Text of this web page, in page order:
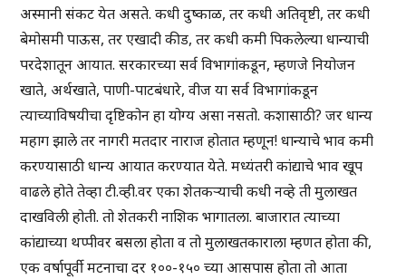
अस्मानी संकट येत असते. कधी दुष्काळ, तर कधी अतिवृष्टी, तर कधी
बेमोसमी पाऊस, तर एखादी कीड, तर कधी कमी पिकलेल्या धान्याची
परदेशातून आयात. सरकारच्या सर्व विभागांकडून, म्हणजे नियोजन
खाते, अर्थखाते, पाणी-पाटबंधारे, वीज या सर्व विभागांकडून
त्याच्याविषयीचा दृष्टिकोन हा योग्य असा नसतो. कशासाठी? जर धान्य
महाग झाले तर नागरी मतदार नाराज होतात म्हणून! धान्याचे भाव कमी
करण्यासाठी धान्य आयात करण्यात येते. मध्यंतरी कांद्याचे भाव खूप
वाढले होते तेव्हा टी.व्ही.वर एका शेतकऱ्याची कधी नव्हे ती मुलाखत
दाखविली होती. तो शेतकरी नाशिक भागातला. बाजारात त्याच्या
कांद्याच्या थप्पीवर बसला होता व तो मुलाखतकाराला म्हणत होता की,
एक वर्षापूर्वी मटनाचा दर १००-१५० च्या आसपास होता तो आता